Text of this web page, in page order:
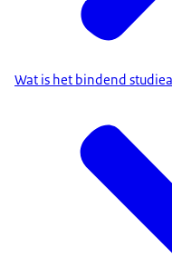
Wat is het bindend